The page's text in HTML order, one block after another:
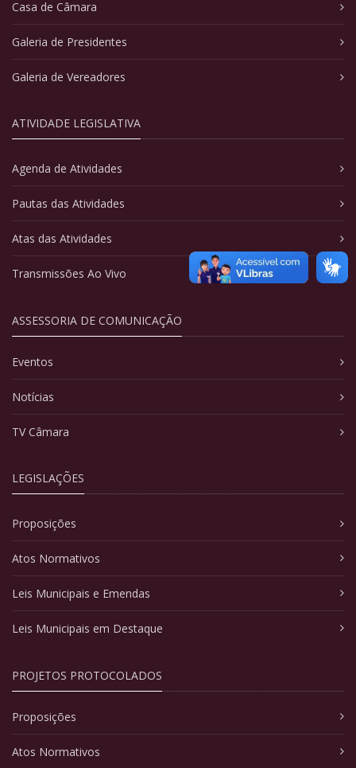
Casa de Câmara
Galeria de Presidentes
Galeria de Vereadores
ATIVIDADE LEGISLATIVA
Agenda de Atividades
Pautas das Atividades
Atas das Atividades
Transmissões Ao Vivo
ASSESSORIA DE COMUNICAÇÃO
Eventos
Notícias
TV Câmara
LEGISLAÇÕES
Proposições
Atos Normativos
Leis Municipais e Emendas
Leis Municipais em Destaque
PROJETOS PROTOCOLADOS
Proposições
Atos Normativos